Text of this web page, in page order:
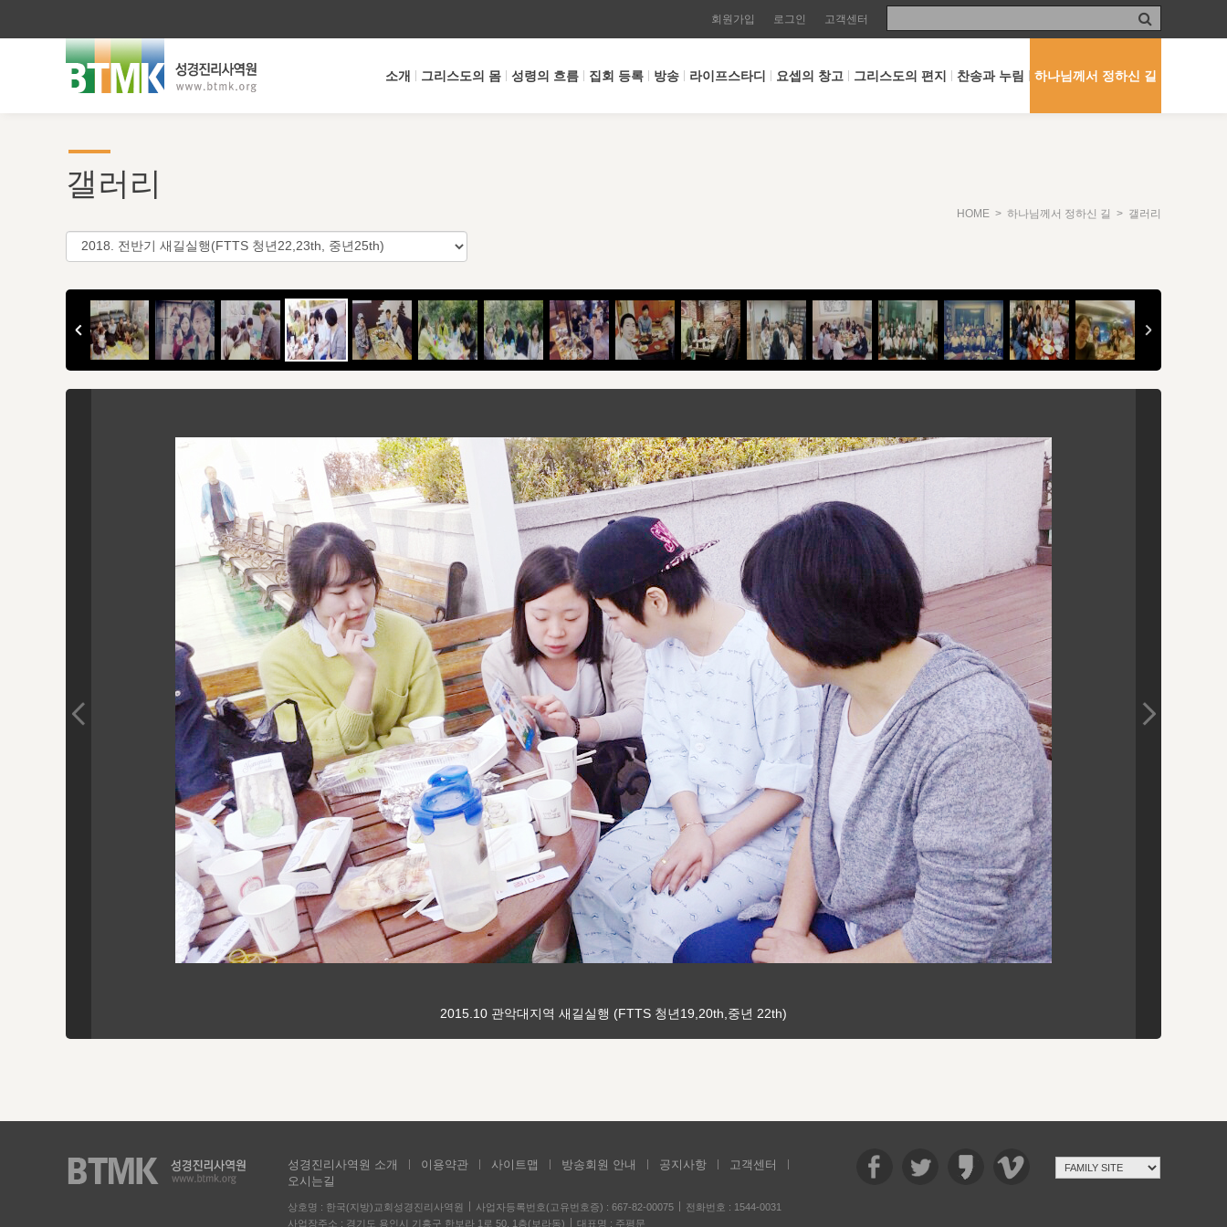
회원가입 로그인 고객센터
소개 그리스도의 몸 성령의 흐름 집회 등록 방송 라이프스타디 요셉의 창고 그리스도의 편지 찬송과 누림 하나님께서 정하신 길
갤러리
HOME > 하나님께서 정하신 길 > 갤러리
2015.10 관악대지역 새길실행 (FTTS 청년19,20th,중년 22th)
성경진리사역원 소개 이용약관 사이트맵 방송회원 안내 공지사항
고객센터
오시는길
상호명 : 한국(지방)교회성경진리사역원 사업자등록번호(고유번호증) : 667-82-00075
전화번호 : 1544-0031
사업장주소 : 경기도 용인시 기흥구 한보라 1로 50, 1층(보라동)
대표명 : 주평문